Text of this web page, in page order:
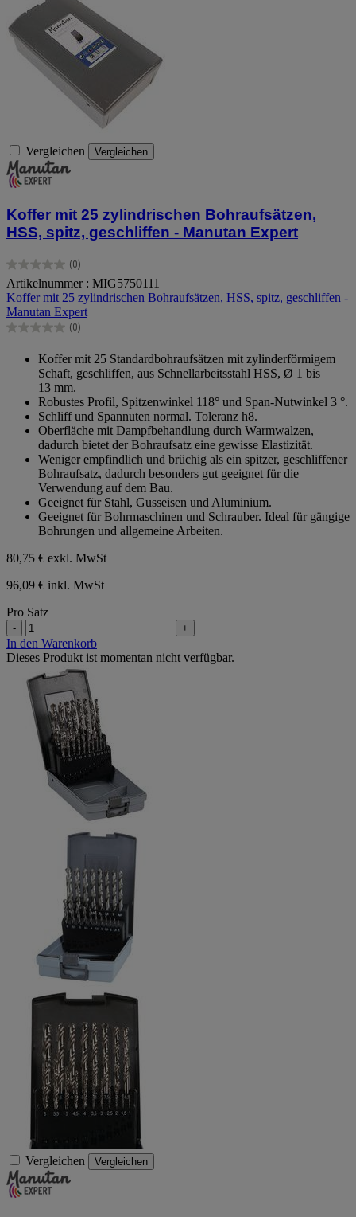
Vergleichen Vergleichen
Koffer mit 25 zylindrischen Bohraufsätzen,
HSS, spitz, geschliffen - Manutan Expert
(0)
0.0
von
5
Sternen.
Artikelnummer : MIG5750111
Koffer mit 25 zylindrischen Bohraufsätzen, HSS, spitz, geschliffen -
Manutan Expert
(0)
0.0
Sternen.
Koffer mit 25 Standardbohraufsätzen mit zylinderförmigem
Schaft, geschliffen, aus Schnellarbeitsstahl HSS, Ø 1 bis
13 mm.
Robustes Profil, Spitzenwinkel 118° und Span-Nutwinkel 3 °.
Schliff und Spannuten normal. Toleranz h8.
Oberfläche mit Dampfbehandlung durch Warmwalzen,
dadurch bietet der Bohraufsatz eine gewisse Elastizität.
Weniger empfindlich und brüchig als ein spitzer, geschliffener
Bohraufsatz, dadurch besonders gut geeignet für die
Verwendung auf dem Bau.
Geeignet für Stahl, Gusseisen und Aluminium.
Geeignet für Bohrmaschinen und Schrauber. Ideal für gängige
Bohrungen und allgemeine Arbeiten.
80,75 € exkl. MwSt
96,09 € inkl. MwSt
Pro Satz
- +
In den Warenkorb
Dieses Produkt ist momentan nicht verfügbar.
Vergleichen Vergleichen